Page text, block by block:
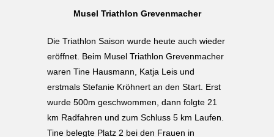
Musel Triathlon Grevenmacher
Die Triathlon Saison wurde heute auch wieder
eröffnet. Beim Musel Triathlon Grevenmacher
waren Tine Hausmann, Katja Leis und
erstmals Stefanie Kröhnert an den Start. Erst
wurde 500m geschwommen, dann folgte 21
km Radfahren und zum Schluss 5 km Laufen.
Tine belegte Platz 2 bei den Frauen in